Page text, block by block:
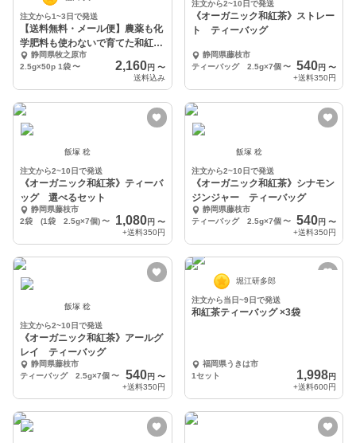
注文から1~3日で発送
【送料無料・メール便】農薬も化
学肥料も使わないで育てた和紅茶
2.5g×50p
静岡県牧之原市
2.5g×50p 1袋〜 2,160円 〜
送料込み
注文から2~10日で発送
《オーガニック和紅茶》ストレー
ト ティーバッグ
静岡県藤枝市
ティーバッグ 2.5g×7個 〜 540円 〜
+送料350円
飯塚 稔
注文から2~10日で発送
《オーガニック和紅茶》ティーバ
ッグ 選べるセット
静岡県藤枝市
2袋 (1袋 2.5g×7個)〜 1,080円 〜
+送料350円
飯塚 稔
注文から2~10日で発送
《オーガニック和紅茶》シナモン
ジンジャー ティーバッグ
静岡県藤枝市
ティーバッグ 2.5g×7個 〜 540円 〜
+送料350円
飯塚 稔
注文から2~10日で発送
《オーガニック和紅茶》アールグ
レイ ティーバッグ
静岡県藤枝市
ティーバッグ 2.5g×7個 〜 540円 〜
+送料350円
堀江研多郎
注文から当日~9日で発送
和紅茶ティーバッグ ×3袋
福岡県うきは市
1セット
1,998円
+送料600円